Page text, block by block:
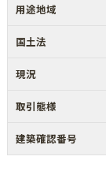
用途地域
国土法
現況
取引態様
建築確認番号